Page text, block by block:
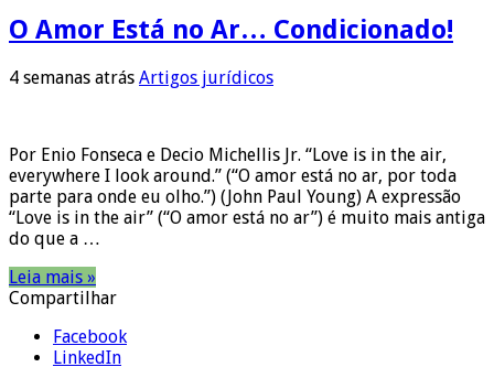
O Amor Está no Ar… Condicionado!
4 semanas atrás Artigos jurídicos
Por Enio Fonseca e Decio Michellis Jr. “Love is in the air,
everywhere I look around.” (“O amor está no ar, por toda
parte para onde eu olho.”) (John Paul Young) A expressão
“Love is in the air” (“O amor está no ar”) é muito mais antiga
do que a …
Leia mais »
Compartilhar
Facebook
LinkedIn